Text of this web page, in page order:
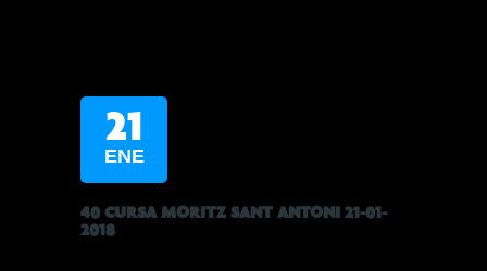
21
ENE
40 CURSA MORITZ SANT ANTONI 21-01-
2018